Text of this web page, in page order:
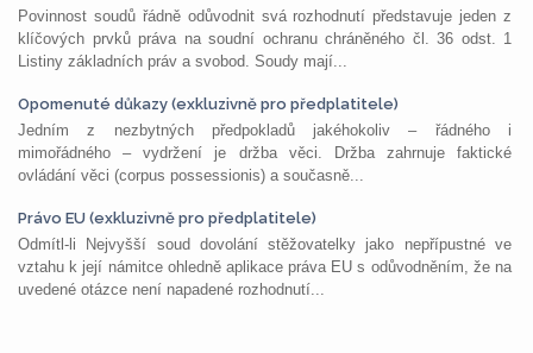
Povinnost soudů řádně odůvodnit svá rozhodnutí představuje jeden z
klíčových prvků práva na soudní ochranu chráněného čl. 36 odst. 1
Listiny základních práv a svobod. Soudy mají...
Opomenuté důkazy (exkluzivně pro předplatitele)
Jedním z nezbytných předpokladů jakéhokoliv – řádného i
mimořádného – vydržení je držba věci. Držba zahrnuje faktické
ovládání věci (corpus possessionis) a současně...
Právo EU (exkluzivně pro předplatitele)
Odmítl-li Nejvyšší soud dovolání stěžovatelky jako nepřípustné ve
vztahu k její námitce ohledně aplikace práva EU s odůvodněním, že na
uvedené otázce není napadené rozhodnutí...